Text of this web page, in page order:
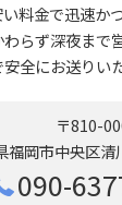
料金で迅速か
らず深夜まで
全にお送りい
〒810-
福岡市中央区清
090-